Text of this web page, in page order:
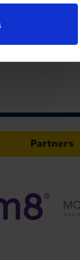
din enhet
Partners